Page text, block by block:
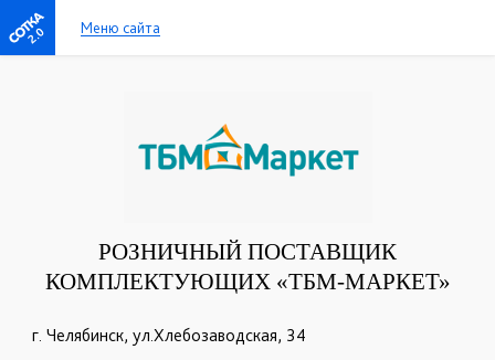
2.0 Меню сайта
РОЗНИЧНЫЙ ПОСТАВЩИК
КОМПЛЕКТУЮЩИХ «ТБМ-МАРКЕТ»
г. Челябинск, ул.Хлебозаводская, 34